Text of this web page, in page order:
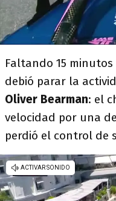
Faltando 15
debió parar la
Oliver Bearman: el
velocidad por una
perdió el control de